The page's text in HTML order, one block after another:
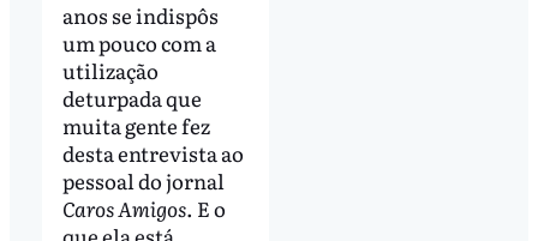
anos se indispôs
um pouco com a
utilização
deturpada que
muita gente fez
desta entrevista ao
pessoal do jornal
Caros Amigos. E o